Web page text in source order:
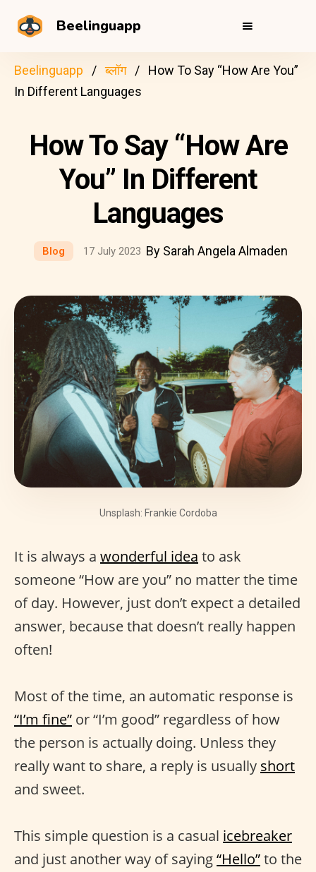
Beelinguapp
Beelinguapp ब्लॉग
How To Say “How Are You”
In Different Languages
How To Say “How Are
You” In Different
Languages
Blog 17 July 2023 By Sarah Angela Almaden
Unsplash: Frankie Cordoba
It is always a wonderful idea to ask
someone “How are you” no matter the time
of day. However, just don’t expect a detailed
answer, because that doesn’t really happen
often!
Most of the time, an automatic response is
“I’m fine” or “I’m good” regardless of how
the person is actually doing. Unless they
really want to share, a reply is usually short
and sweet.
This simple question is a casual icebreaker
and just another way of saying“Hello”to the